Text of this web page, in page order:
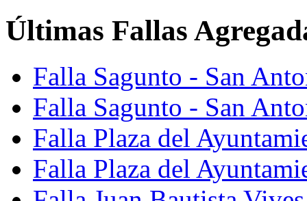
Últimas Fallas
Falla Sagunto - San
Falla Sagunto - San
Falla Plaza del
Falla Plaza del